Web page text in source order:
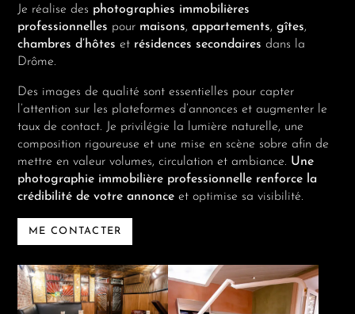
Je réalise des photographies immobilières
professionnelles pour maisons,appartements,gîtes,
chambres d’hôtes et résidences secondaires dans la
Drôme.
Des images de qualité sont essentielles pour capter
l’attention sur les plateformes d’annonces et augmenter le
taux de contact. Je privilégie la lumière naturelle, une
composition rigoureuse et une mise en scène sobre afin de
mettre en valeur volumes, circulation et ambiance. Une
photographie immobilière professionnelle renforce la
crédibilité de votre annonce et optimise sa visibilité.
ME CONTACTER